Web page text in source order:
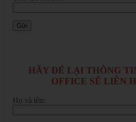
HÃY ĐỂ LẠI THÔNG
OFFICE SẼ LIÊN
Họ và tên: